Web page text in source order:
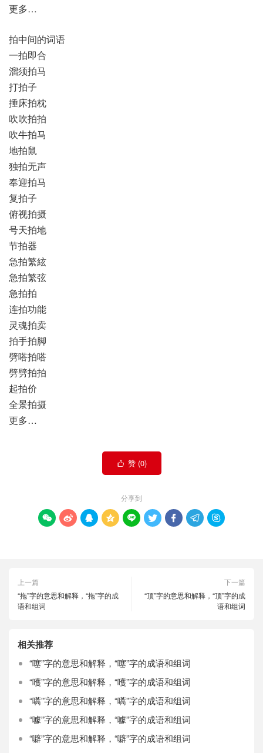
更多…
拍中间的词语
一拍即合
溜须拍马
打拍子
捶床拍枕
吹吹拍拍
吹牛拍马
地拍鼠
独拍无声
奉迎拍马
复拍子
俯视拍摄
号天拍地
节拍器
急拍繁絃
急拍繁弦
急拍拍
连拍功能
灵魂拍卖
拍手拍脚
劈嗒拍嗒
劈劈拍拍
起拍价
全景拍摄
更多…
 赞 (0)
分享到
        
上一篇
“拖”字的意思和解释，“拖”字的成
语和组词
下一篇
“顶”字的意思和解释，“顶”字的成
语和组词
相关推荐
“噻”字的意思和解释，“噻”字的成语和组词
“嚄”字的意思和解释，“嚄”字的成语和组词
“嚆”字的意思和解释，“嚆”字的成语和组词
“噱”字的意思和解释，“噱”字的成语和组词
“噼”字的意思和解释，“噼”字的成语和组词